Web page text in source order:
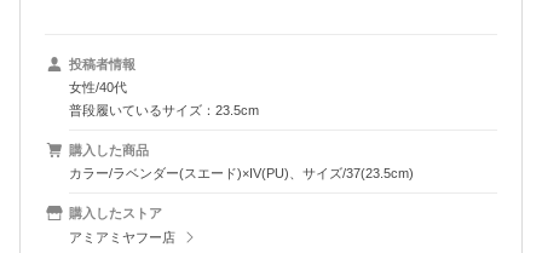
投稿者情報
女性/40代
普段履いているサイズ：23.5cm
購入した商品
カラー/ラベンダー(スエード)×IV(PU)、サイズ/37(23.5cm)
購入したストア
アミアミヤフー店